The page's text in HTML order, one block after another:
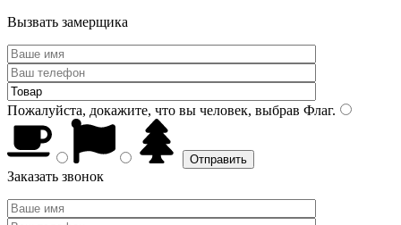
Вызвать замерщика
Пожалуйста, докажите, что вы человек, выбрав Флаг.
Заказать звонок